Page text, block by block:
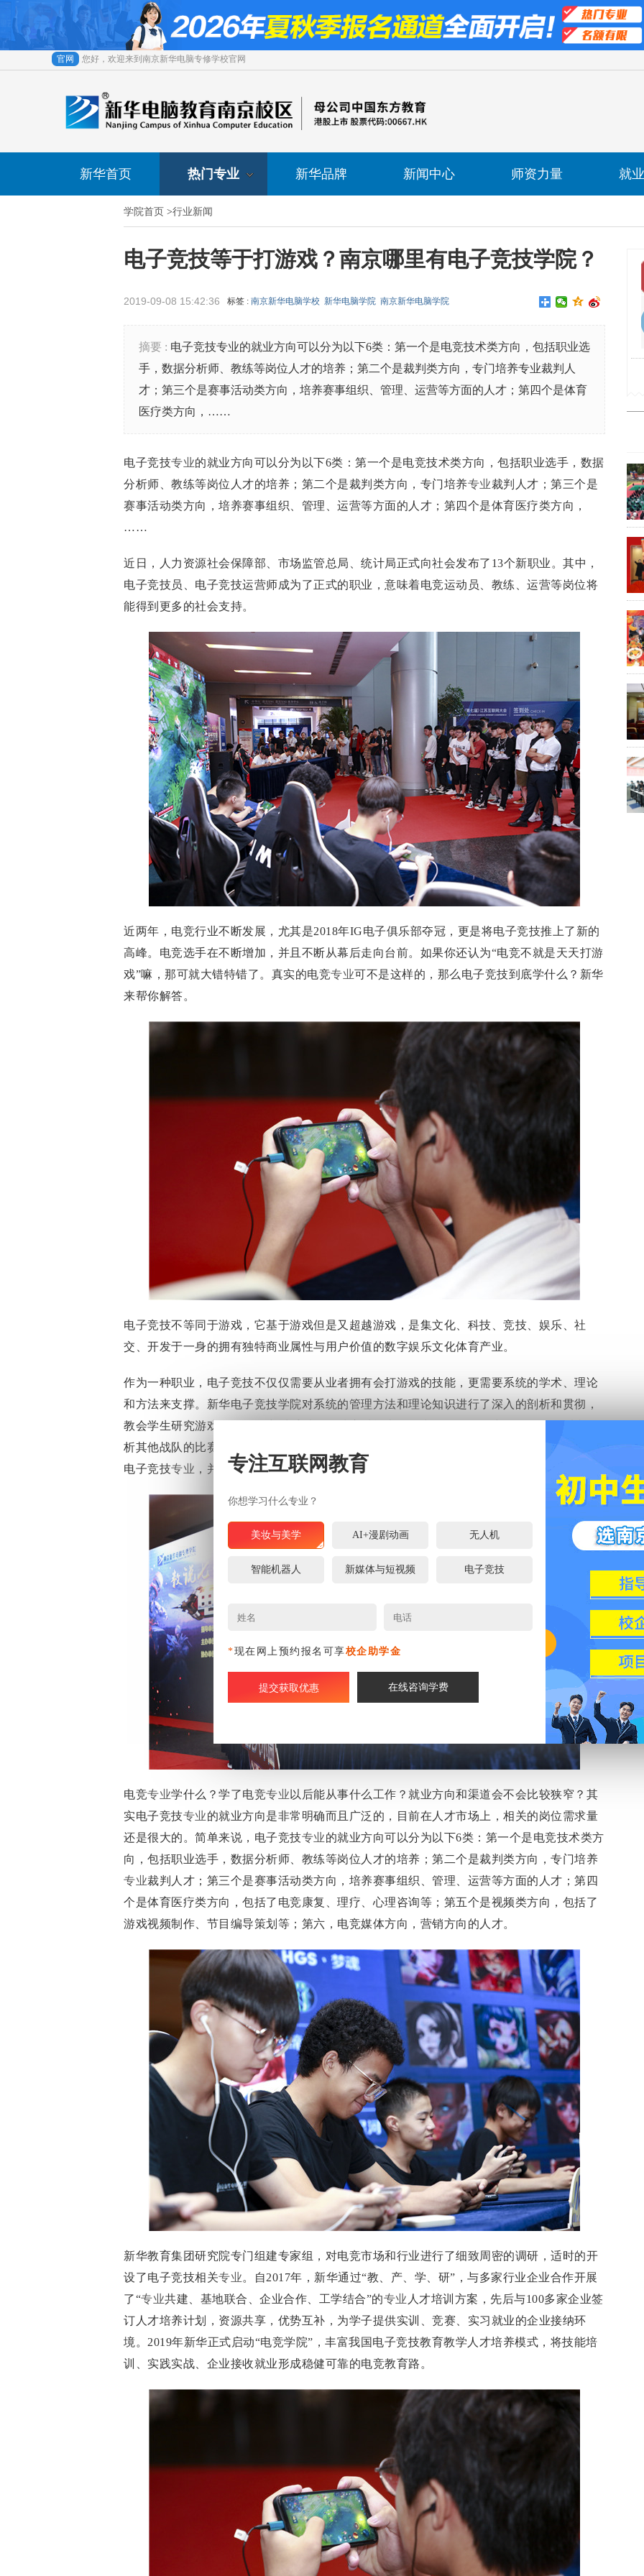
官网 您好，欢迎来到南京新华电脑专修学校官网
新华首页 热门专业 新华品牌 新闻中心 师资力量 就
学院首页 >行业新闻
电子竞技等于打游戏？南京哪里有电子竞技学院？
2019-09-08 15:42:36 标签 : 南京新华电脑学校 新华电脑学院 南京新华电脑学院
摘要 : 电子竞技专业的就业方向可以分为以下6类：第一个是电竞技术类方向，包括职业选
手，数据分析师、教练等岗位人才的培养；第二个是裁判类方向，专门培养专业裁判人
才；第三个是赛事活动类方向，培养赛事组织、管理、运营等方面的人才；第四个是体育
医疗类方向，……
电子竞技专业的就业方向可以分为以下6类：第一个是电竞技术类方向，包括职业选手，数据
分析师、教练等岗位人才的培养；第二个是裁判类方向，专门培养专业裁判人才；第三个是
赛事活动类方向，培养赛事组织、管理、运营等方面的人才；第四个是体育医疗类方向，
……
近日，人力资源社会保障部、市场监管总局、统计局正式向社会发布了13个新职业。其中，
电子竞技员、电子竞技运营师成为了正式的职业，意味着电竞运动员、教练、运营等岗位将
能得到更多的社会支持。
近两年，电竞行业不断发展，尤其是2018年IG电子俱乐部夺冠，更是将电子竞技推上了新的
高峰。电竞选手在不断增加，并且不断从幕后走向台前。如果你还认为“电竞不就是天天打游
戏”嘛，那可就大错特错了。真实的电竞专业可不是这样的，那么电子竞技到底学什么？新华
来帮你解答。
电子竞技不等同于游戏，它基于游戏但是又超越游戏，是集文化、科技、竞技、娱乐、社
交、开发于一身的拥有独特商业属性与用户价值的数字娱乐文化体育产业。
作为一种职业，电子竞技不仅仅需要从业者拥有会打游戏的技能，更需要系统的学术、理论
和方法来支撑。新华电子竞技学院对系统的管理方法和理论知识进行了深入的剖析和贯彻，
教会学生研究游戏策略、研究对手以及各种应对战术，日常的学习任务中，还需要观看和分
析其他战队的比赛视频，查漏补缺，学习对手的优点，做到知己知彼。由此可见，想要学好
电子竞技专业 ，并不是一件简单的事情。
电竞专业学什么？学了电竞专业 以后能从事什么工作？就业方向和渠道会不会比较狭窄？其
实电子竞技专业的就业方向是非常明确而且广泛的，目前在人才市场上，相关的岗位需求量
还是很大的。简单来说，电子竞技专业的就业方向可以分为以下6类：第一个是电竞技术类方
向，包括职业选手，数据分析师、教练等岗位人才的培养；第二个是裁判类方向，专门培养
专业裁判人才；第三个是赛事活动类方向，培养赛事组织、管理、运营等方面的人才；第四
个是体育医疗类方向，包括了电竞康复、理疗、心理咨询等；第五个是视频类方向，包括了
游戏视频制作、节目编导策划等；第六，电竞媒体方向，营销方向的人才。
新华教育集团研究院专门组建专家组，对电竞市场和行业进行了细致周密的调研，适时的开
设了电子竞技相关专业。自2017年，新华通过“教、产、学、研”，与多家行业企业合作开展
了“专业共建、基地联合、企业合作、工学结合”的专业 人才培训方案，先后与100多家企业签
订人才培养计划，资源共享，优势互补，为学子提供实训、竞赛、实习就业的企业接纳环
境。2019年新华正式启动“电竞学院”，丰富我国电子竞技教育教学人才培养模式，将技能培
训、实践实战、企业接收就业形成稳健可靠的电竞教育路。
专注互联网教育
你想学习什么专业？
美妆与美学 AI+漫剧动画 无人机
智能机器人 新媒体与短视频 电子竞技
*现在网上预约报名可享校企助学金
在线咨询学费